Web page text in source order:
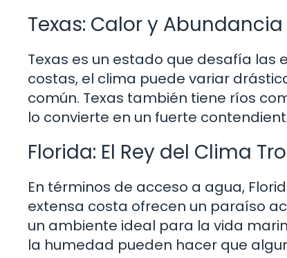
Texas: Calor y
Texas es un estado que desafía las
costas, el clima puede variar
común. Texas también tiene ríos
lo convierte en un fuerte
Florida: El Rey del Clima
En términos de acceso a agua,
extensa costa ofrecen un paraíso
un ambiente ideal para la vida
la humedad pueden hacer que